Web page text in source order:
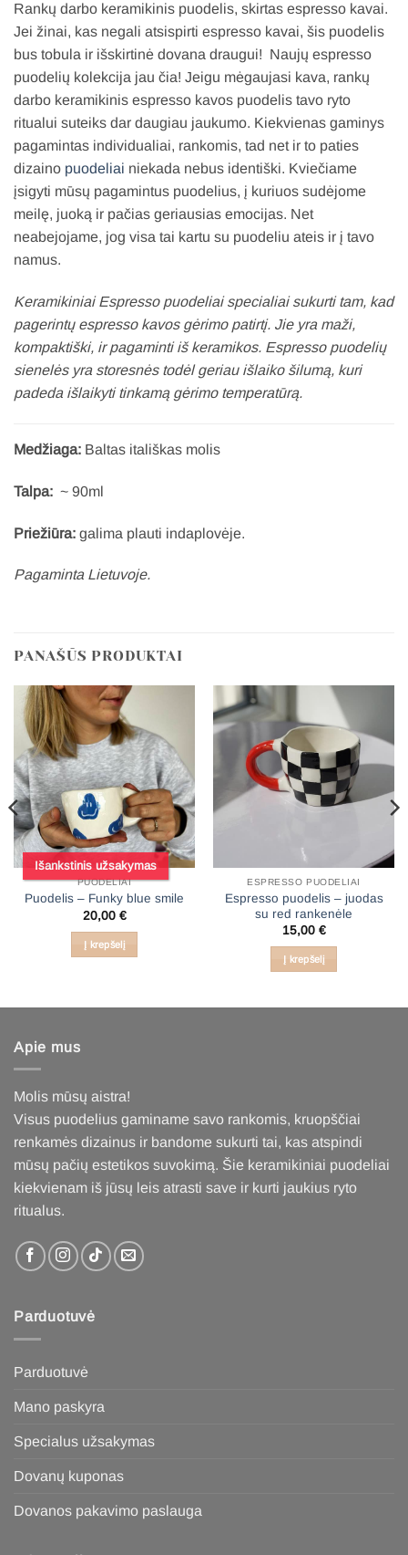
Rankų darbo keramikinis puodelis, skirtas espresso kavai.
Jei žinai, kas negali atsispirti espresso kavai, šis puodelis
bus tobula ir išskirtinė dovana draugui! Naujų espresso
puodelių kolekcija jau čia! Jeigu mėgaujasi kava, rankų
darbo keramikinis espresso kavos puodelis tavo ryto
ritualui suteiks dar daugiau jaukumo. Kiekvienas gaminys
pagamintas individualiai, rankomis, tad net ir to paties
dizaino puodeliai niekada nebus identiški. Kviečiame
įsigyti mūsų pagamintus puodelius, į kuriuos sudėjome
meilę, juoką ir pačias geriausias emocijas. Net
neabejojame, jog visa tai kartu su puodeliu ateis ir į tavo
namus.
Keramikiniai Espresso puodeliai specialiai sukurti tam, kad
pagerintų espresso kavos gėrimo patirtį. Jie yra maži,
kompaktiški, ir pagaminti iš keramikos. Espresso puodelių
sienelės yra storesnės todėl geriau išlaiko šilumą, kuri
padeda išlaikyti tinkamą gėrimo temperatūrą.
Medžiaga: Baltas itališkas molis
Talpa: ~ 90ml
Priežiūra: galima plauti indaplovėje.
Pagaminta Lietuvoje.
PANAŠŪS PRODUKTAI
PUODELIAI
Išankstinis užsakymas
Puodelis – Funky blue smile
20,00 €
Į krepšelį
ESPRESSO PUODELIAI
Espresso puodelis – juodas
su red rankenėle
15,00 €
Į krepšelį
Apie mus
Molis mūsų aistra!
Visus puodelius gaminame savo rankomis, kruopščiai
renkamės dizainus ir bandome sukurti tai, kas atspindi
mūsų pačių estetikos suvokimą. Šie keramikiniai puodeliai
kiekvienam iš jūsų leis atrasti save ir kurti jaukius ryto
ritualus.
Parduotuvė
Parduotuvė
Mano paskyra
Specialus užsakymas
Dovanų kuponas
Dovanos pakavimo paslauga